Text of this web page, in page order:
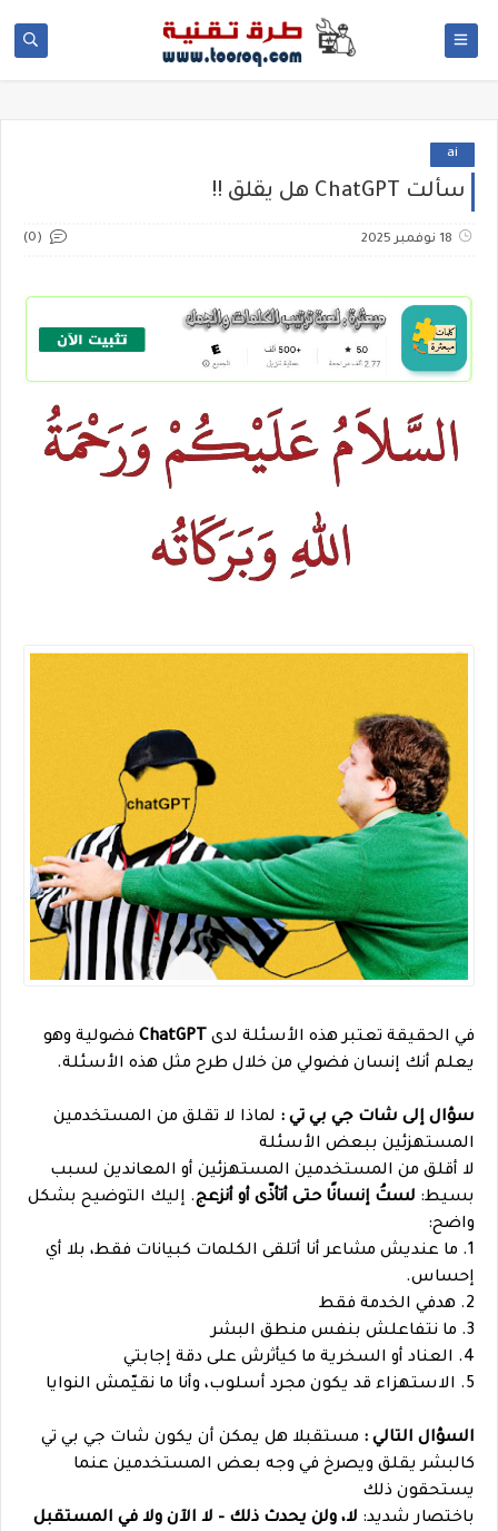
ai
سألت ChatGPT هل يقلق !!
18 نوفمبر 2025 (0)
في الحقيقة تعتبر هذه الأسئلة لدى ChatGPT فضولية وهو
يعلم أنك إنسان فضولي من خلال طرح مثل هذه الأسئلة.
سؤال إلى شات جي بي تي : لماذا لا تقلق من المستخدمين
المستهزئين ببعض الأسئلة
لا أقلق من المستخدمين المستهزئين أو المعاندين لسبب
بسيط: لستُ إنسانًا حتى أتأذّى أو أنزعج. إليك التوضيح بشكل
واضح:
1. ما عنديش مشاعر أنا أتلقى الكلمات كبيانات فقط، بلا أي
إحساس.
2. هدفي الخدمة فقط
3. ما نتفاعلش بنفس منطق البشر
4. العناد أو السخرية ما كيأثرش على دقة إجابتي
5. الاستهزاء قد يكون مجرد أسلوب، وأنا ما نقيّمش النوايا
السؤال التالي : مستقبلا هل يمكن أن يكون شات جي بي تي
كالبشر يقلق ويصرخ في وجه بعض المستخدمين عنما
يستحقون ذلك
باختصار شديد: لا، ولن يحدث ذلك – لا الآن ولا في المستقبل